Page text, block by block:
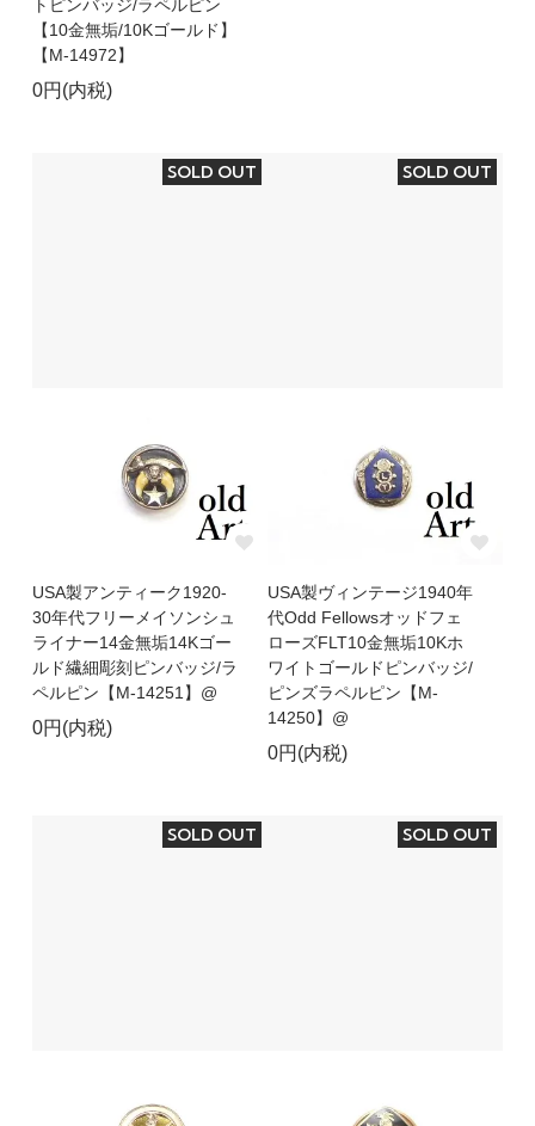
トピンバッジ/ラペルピン
【10金無垢/10Kゴールド】
【M-14972】
0円(内税)
SOLD OUT
USA製アンティーク1920-
30年代フリーメイソンシュ
ライナー14金無垢14Kゴー
ルド繊細彫刻ピンバッジ/ラ
ペルピン【M-14251】@
0円(内税)
SOLD OUT
USA製ヴィンテージ1940年
代Odd Fellowsオッドフェ
ローズFLT10金無垢10Kホ
ワイトゴールドピンバッジ/
ピンズラペルピン【M-
14250】@
0円(内税)
SOLD OUT SOLD OUT